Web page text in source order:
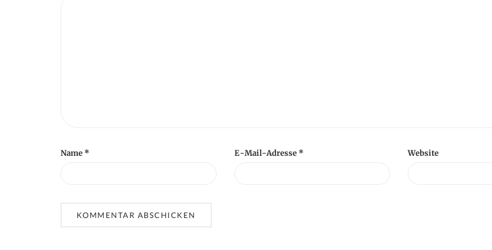
Name * E-Mail-Adresse * Website